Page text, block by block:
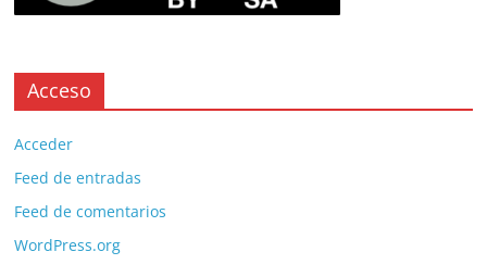
Acceso
Acceder
Feed de entradas
Feed de comentarios
WordPress.org